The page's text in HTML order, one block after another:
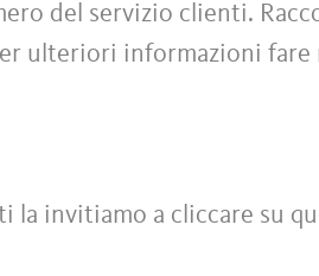
del servizio clienti.
ulteriori informazioni fare
la invitiamo a cliccare su